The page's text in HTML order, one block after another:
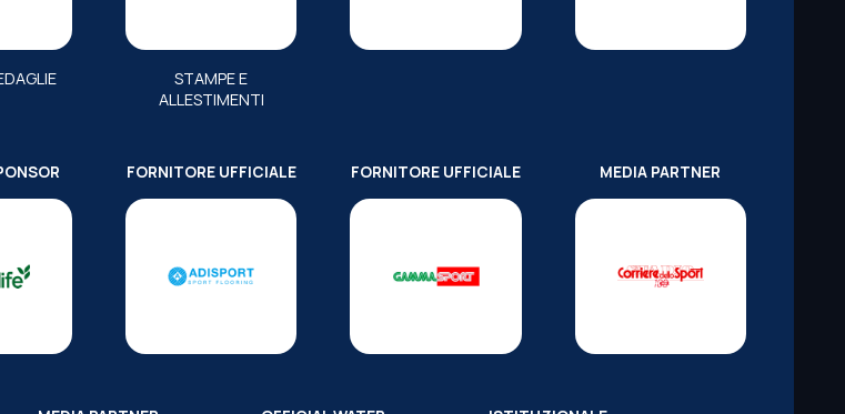
STAMPE E
ALLESTIMENTI
FORNITORE UFFICIALE FORNITORE UFFICIALE MEDIA PARTNER